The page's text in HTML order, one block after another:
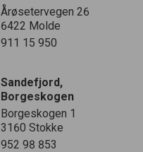
Årøsetervegen 26
6422 Molde
911 15 950
Sandefjord,
Borgeskogen
Borgeskogen 1
3160 Stokke
952 98 853